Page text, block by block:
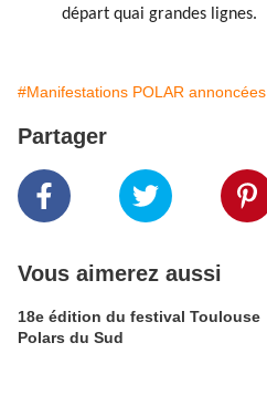
départ quai grandes lignes.
#Manifestations POLAR annoncées
Partager
Vous aimerez aussi
18e édition du festival Toulouse
Polars du Sud